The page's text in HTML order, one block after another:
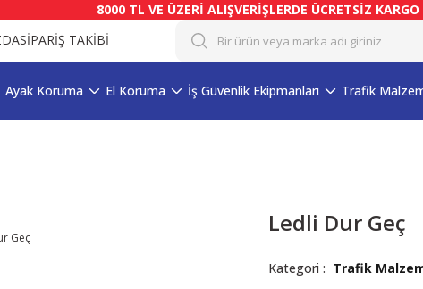
8000 TL VE ÜZERİ ALIŞVERİŞLERDE ÜCRETSİZ KARGO
SİPARİŞ TAKİBİ
Ayak Koruma El Koruma İş Güvenlik Ekipmanları Trafik
Ledli Dur Geç
Kategori Trafik